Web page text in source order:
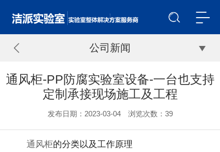
公司新闻
通风柜-PP防腐实验室设备-一台也支持
定制承接现场施工及工程
发布日期：2023-03-04 浏览次数： 39
通风柜的分类以及工作原理